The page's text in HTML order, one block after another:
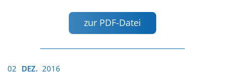
zur PDF-Datei
02 DEZ. 2016